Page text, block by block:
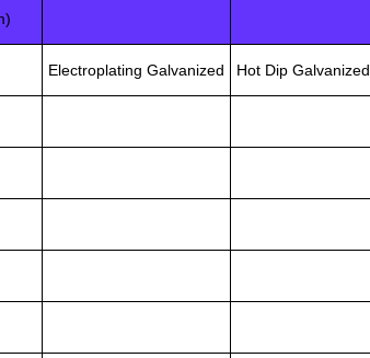
Electroplating Galvanized Hot Dip Galvanized